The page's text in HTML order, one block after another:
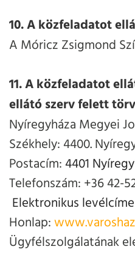
10. A közfeladatot
A Móricz Zsigmond
11. A közfeladatot
ellátó szerv felett
Nyíregyháza Megyei
Székhely: 4400.
Postacím:4401
Telefonszám: +36 42-
Elektronikus
Honlap:
Ügyfélszolgálatának